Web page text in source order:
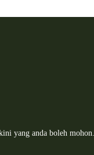
yang anda boleh mohon.